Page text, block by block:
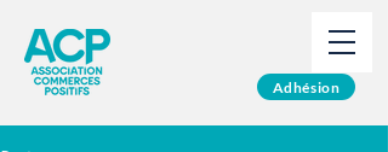
Adhésion